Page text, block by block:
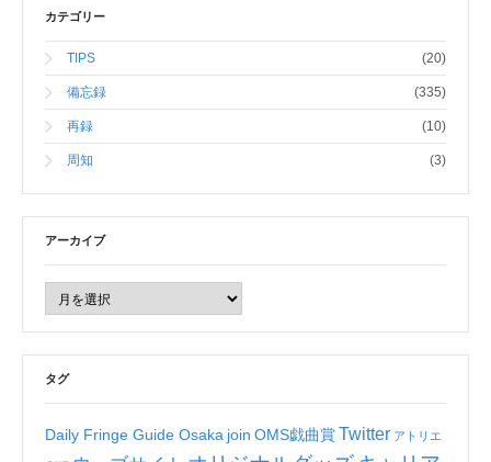
カテゴリー
TIPS (20)
備忘録 (335)
再録 (10)
周知 (3)
アーカイブ
タグ
Daily Fringe Guide Osaka join OMS戯曲賞Twitter アトリエ